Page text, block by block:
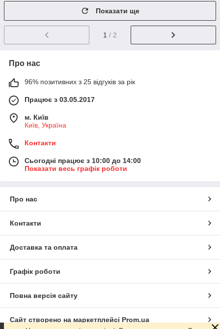
Показати ще
1 / 2
Про нас
96% позитивних з 25 відгуків за рік
Працює з 03.05.2017
м. Київ
Київ, Україна
Контакти
Сьогодні працює з 10:00 до 14:00
Показати весь графік роботи
Про нас
Контакти
Доставка та оплата
Графік роботи
Повна версія сайту
Сайт створено на маркетплейсі Prom.ua